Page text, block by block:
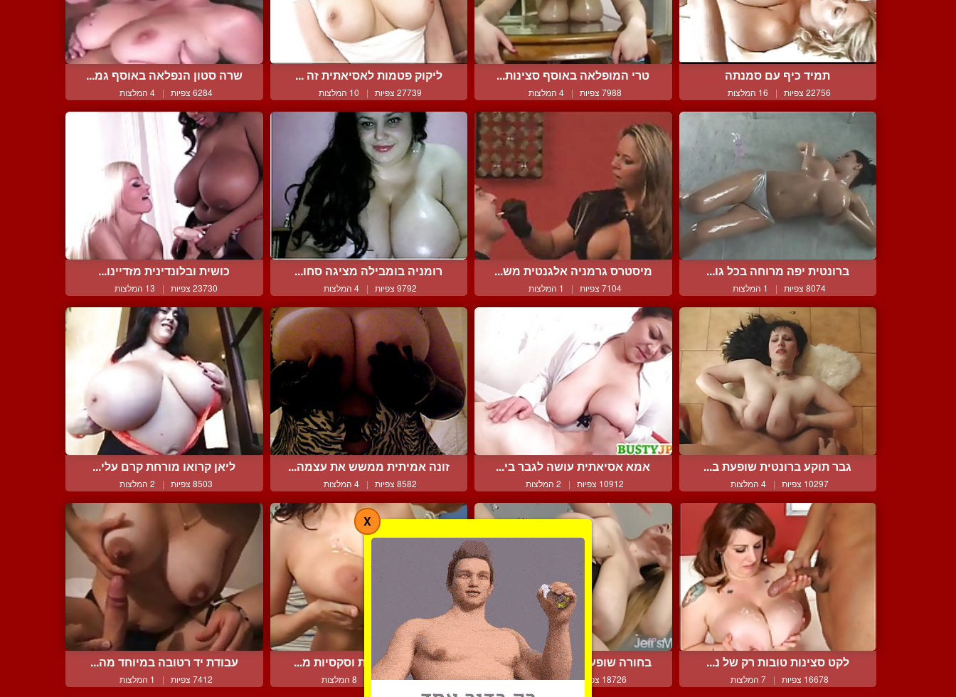
תמיד כיף עם סמנתה
22756 צפיות | 16 המלצות
טרי המופלאה באוסף סצינות...
7988 צפיות | 4 המלצות
ליקוק פטמות לאסיאתית זה ...
27739 צפיות | 10 המלצות
שרה סטון הנפלאה באוסף גמ...
6284 צפיות | 4 המלצות
ברונטית יפה מרוחה בכל גו...
8074 צפיות | 1 המלצות
מיסטרס גרמניה אלגנטית מש...
7104 צפיות | 1 המלצות
רומניה בומבילה מציגה סחו...
9792 צפיות | 4 המלצות
כושית ובלונדינית מזדיינו...
23730 צפיות | 13 המלצות
גבר תוקע ברונטית שופעת ב...
10297 צפיות | 4 המלצות
אמא אסיאתית עושה לגבר בי...
10912 צפיות | 2 המלצות
זונה אמיתית ממשש את עצמה...
8582 צפיות | 4 המלצות
ליאן קרואו מורחת קרם עלי...
8503 צפיות | 2 המלצות
לקט סצינות טובות רק של נ...
16678 צפיות | 7 המלצות
בחורה שופעת ומיוחמת משתו...
18726 צפיות | 12 המלצות
בחורות מפותחות וסקסיות מ...
13152 צפיות 8 המלצות
עבודת יד רטובה במיוחד מה...
7412 צפיות | 1 המלצות
X